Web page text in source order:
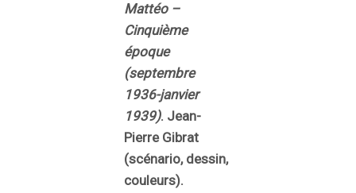
Mattéo –
Cinquième
époque
(septembre
1936-janvier
1939). Jean-
Pierre Gibrat
(scénario, dessin,
couleurs).